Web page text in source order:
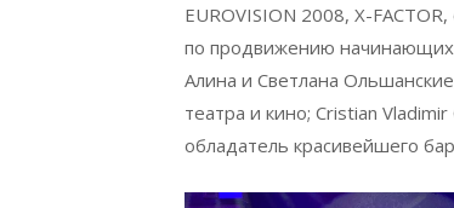
EUROVISION 2008, X-
по продвижению начинающих
Алина и Светлана
театра и кино; Cristian
обладатель красивейшего